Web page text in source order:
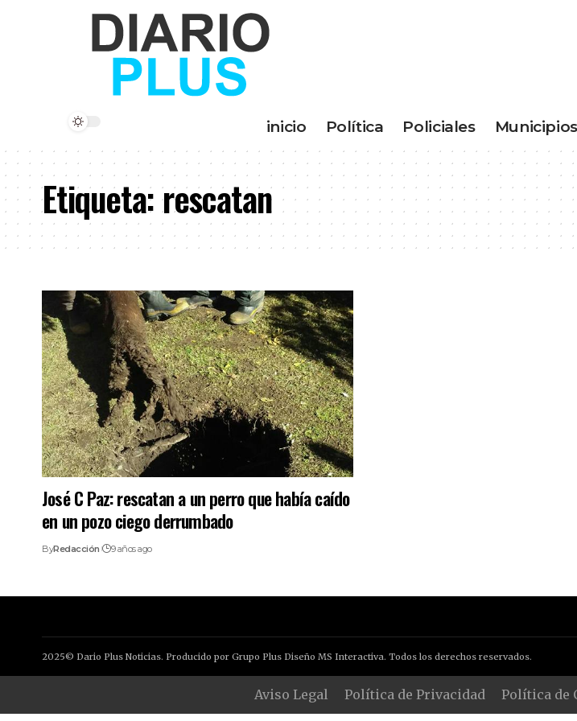
inicio Política Policiales Municipios
Etiqueta:rescatan
José C Paz: rescatan a un perro que había caído
en un pozo ciego derrumbado
ByRedacción 9 años ago
2025© Dario Plus Noticias. Producido por Grupo Plus Diseño MS Interactiva. Todos los derechos reservados.
Aviso Legal Política de Privacidad Política de